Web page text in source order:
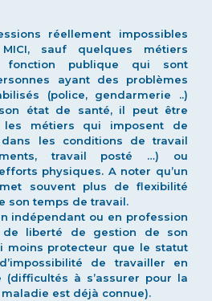
réellement impossibles
sauf quelques métiers
publique qui sont
ayant des problèmes
(police, gendarmerie ..)
état de santé, il peut être
les métiers qui imposent de
les conditions de travail
travail posté …) ou
physiques. A noter qu’un
souvent plus de flexibilité
son temps de travail.
indépendant ou en profession
de liberté de gestion de son
moins protecteur que le statut
de travailler en
à s’assurer pour la
est déjà connue).